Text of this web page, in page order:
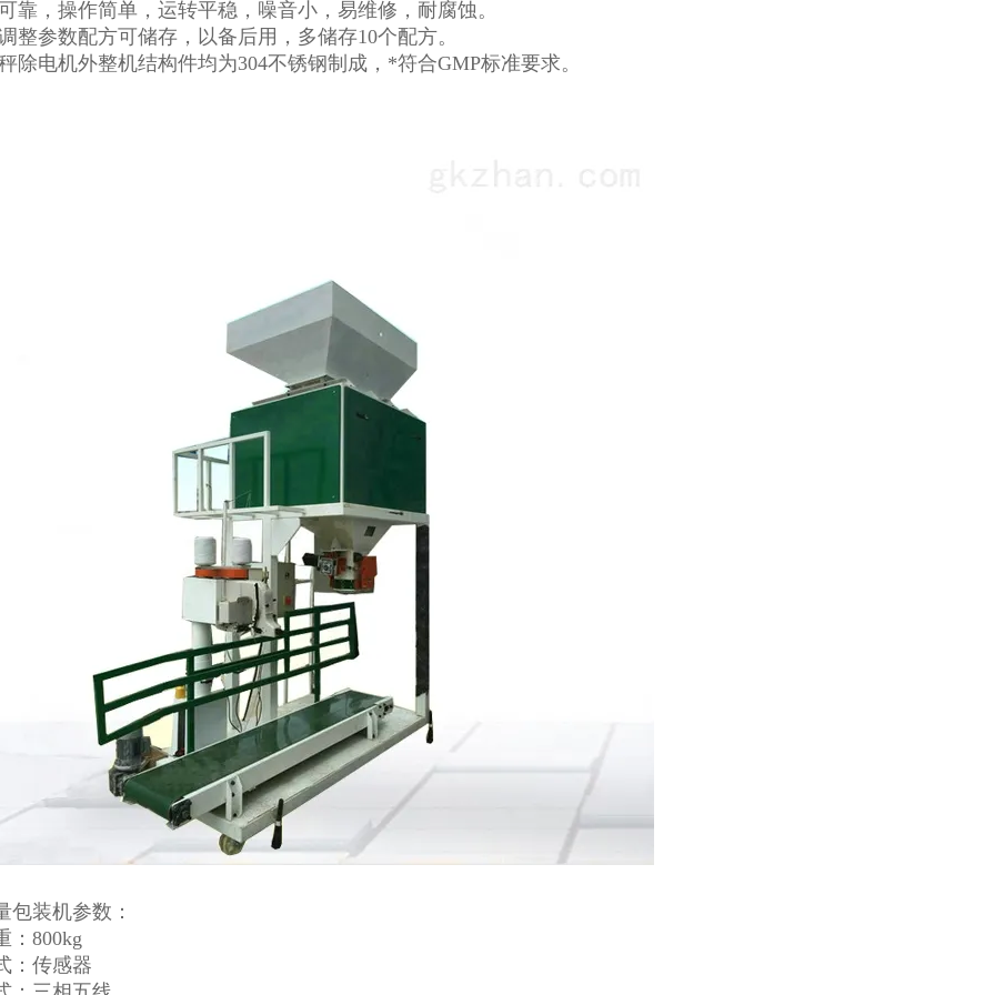
靠，操作简单，运转平稳，噪音小，易维修，耐腐蚀。
整参数配方可储存，以备后用，多储存10个配方。
除电机外整机结构件均为304不锈钢制成，*符合GMP标准要求。
包装机参数：
：800kg
：传感器